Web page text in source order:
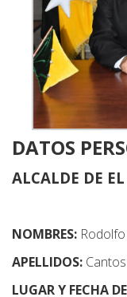
DATOS
ALCALDE DE
NOMBRES:
APELLIDOS:
LUGAR Y FECHA